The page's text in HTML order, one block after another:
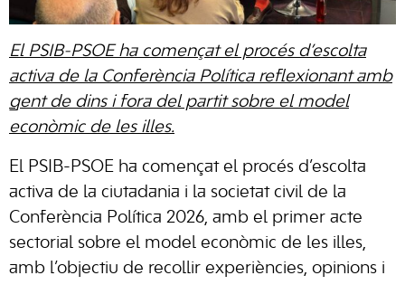
El PSIB-PSOE ha començat el procés d’escolta
activa de la Conferència Política reflexionant amb
gent de dins i fora del partit sobre el model
econòmic de les illes.
El PSIB-PSOE ha començat el procés d’escolta
activa de la ciutadania i la societat civil de la
Conferència Política 2026, amb el primer acte
sectorial sobre el model econòmic de les illes,
amb l’objectiu de recollir experiències, opinions i